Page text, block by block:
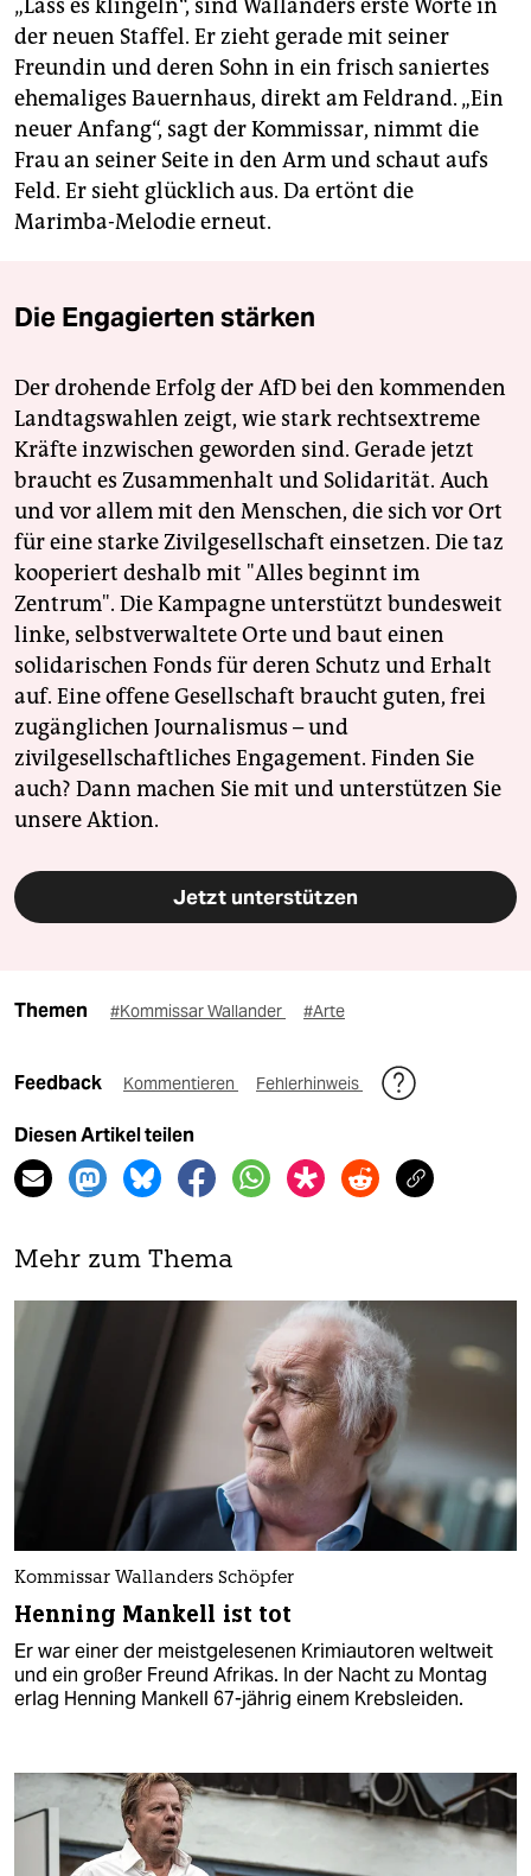
„Lass es klingeln“, sind Wallanders erste Worte in
der neuen Staffel. Er zieht gerade mit seiner
Freundin und deren Sohn in ein frisch saniertes
ehemaliges Bauernhaus, direkt am Feldrand. „Ein
neuer Anfang“, sagt der Kommissar, nimmt die
Frau an seiner Seite in den Arm und schaut aufs
Feld. Er sieht glücklich aus. Da ertönt die
Marimba-Melodie erneut.
Die Engagierten stärken
Der drohende Erfolg der AfD bei den kommenden
Landtagswahlen zeigt, wie stark rechtsextreme
Kräfte inzwischen geworden sind. Gerade jetzt
braucht es Zusammenhalt und Solidarität. Auch
und vor allem mit den Menschen, die sich vor Ort
für eine starke Zivilgesellschaft einsetzen. Die taz
kooperiert deshalb mit "Alles beginnt im
Zentrum". Die Kampagne unterstützt bundesweit
linke, selbstverwaltete Orte und baut einen
solidarischen Fonds für deren Schutz und Erhalt
auf. Eine offene Gesellschaft braucht guten, frei
zugänglichen Journalismus – und
zivilgesellschaftliches Engagement. Finden Sie
auch? Dann machen Sie mit und unterstützen Sie
unsere Aktion.
Jetzt unterstützen
Themen #Kommissar Wallander #Arte
Feedback Kommentieren Fehlerhinweis
Diesen Artikel teilen
Mehr zum Thema
Kommissar Wallanders Schöpfer
Henning Mankell ist tot
Er war einer der meistgelesenen Krimiautoren weltweit
und ein großer Freund Afrikas. In der Nacht zu Montag
erlag Henning Mankell 67-jährig einem Krebsleiden.